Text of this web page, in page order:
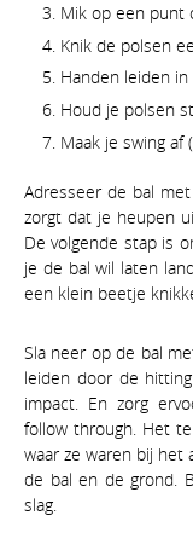
Mik op een punt
Knik de polsen
Handen leiden
Houd je polsen
Maak je swing af
Adresseer de bal
zorgt dat je heupen
De volgende stap is
je de bal wil laten
een klein beetje
Sla neer op de bal
leiden door de
impact. En zorg
follow through. Het
waar ze waren bij
de bal en de grond.
slag.